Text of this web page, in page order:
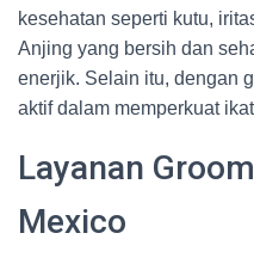
kesehatan seperti kutu,
Anjing yang bersih dan
enerjik. Selain itu, dengan
aktif dalam memperkuat
Layanan
Mexico